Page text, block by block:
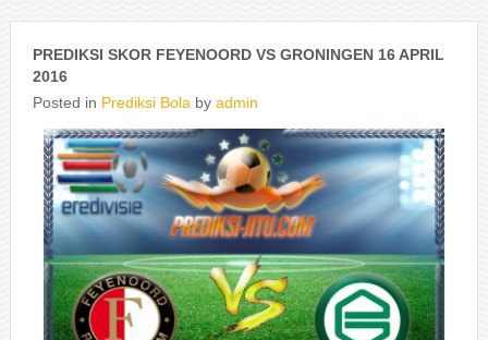
PREDIKSI SKOR FEYENOORD VS GRONINGEN 16 APRIL
2016
Posted in Prediksi Bola by admin